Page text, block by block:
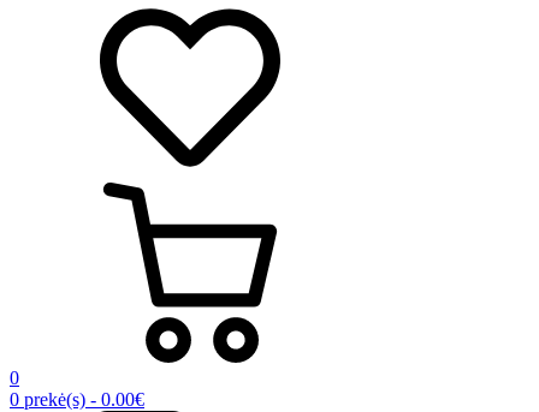
0
0 prekė(s) - 0.00€